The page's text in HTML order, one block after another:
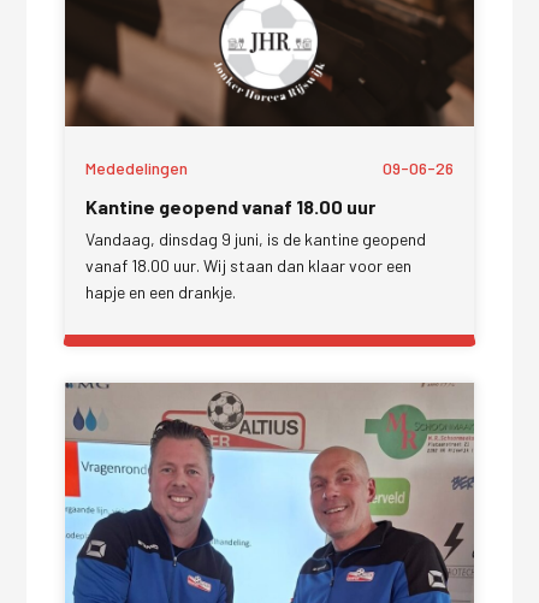
Mededelingen 09-06-26
Kantine geopend vanaf 18.00 uur
Vandaag, dinsdag 9 juni, is de kantine geopend
vanaf 18.00 uur. Wij staan dan klaar voor een
hapje en een drankje.